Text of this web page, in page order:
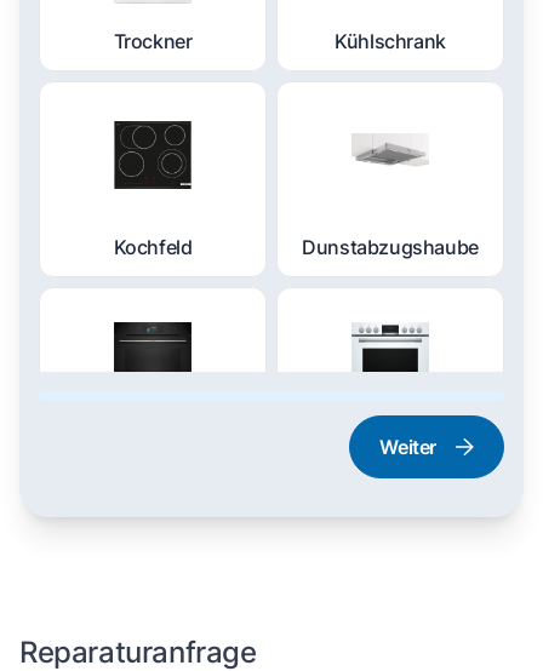
Trockner Kühlschrank
Kochfeld Dunstabzugshaube
Herd und Backofen
Weiter
Reparaturanfrage